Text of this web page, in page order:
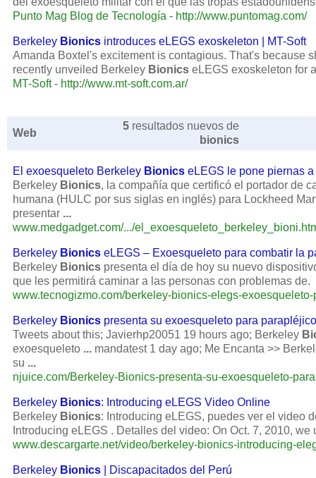
Punto Mag Blog de Tecnología - http://www.puntomag.com/
Berkeley Bionics introduces eLEGS exoskeleton | MT-Soft
Amanda Boxtel's excitement is contagious. That's because
recently unveiled Berkeley Bionics eLEGS exoskeleton for
MT-Soft - http://www.mt-soft.com.ar/
Web
5 resultados nuevos de
bionics
El exoesqueleto Berkeley Bionics eLEGS le pone piernas
Berkeley Bionics, la compañía que certificó el portador de
humana (HULC por sus siglas en inglés) para Lockheed
presentar ...
www.medgadget.com/.../
Berkeley Bionics eLEGS – Exoesqueleto para combatir la
Berkeley Bionics presenta el día de hoy su nuevo
que les permitirá caminar a las personas con problemas de.
www.tecnogizmo.com/berkeley-bionics-elegs-exoesqueleto-
Berkeley Bionics presenta su exoesqueleto para
Tweets about this; Javierhp20051 19 hours ago; Berkeley
exoesqueleto ... mandatest 1 day ago; Me Encanta >>
su ...
njuice.com/Berkeley-Bionics-presenta-su-exoesqueleto-
Berkeley Bionics: Introducing eLEGS Video Online
Berkeley Bionics: Introducing eLEGS, puedes ver el video
Introducing eLEGS . Detalles del video: On Oct. 7, 2010,
www.descargarte.net/video/berkeley-bionics-introducing-
Berkeley Bionics | Discapacitados del Perú